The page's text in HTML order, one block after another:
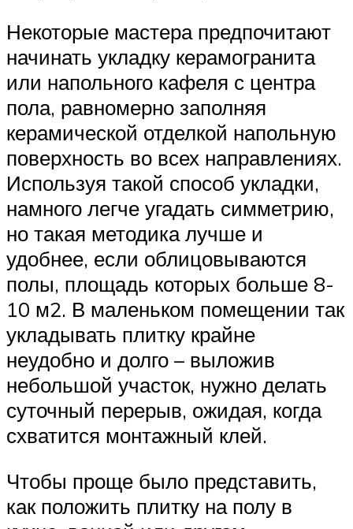
Некоторые мастера предпочитают
начинать укладку керамогранита
или напольного кафеля с центра
пола, равномерно заполняя
керамической отделкой напольную
поверхность во всех направлениях.
Используя такой способ укладки,
намного легче угадать симметрию,
но такая методика лучше и
удобнее, если облицовываются
полы, площадь которых больше 8-
10 м2. В маленьком помещении так
укладывать плитку крайне
неудобно и долго – выложив
небольшой участок, нужно делать
суточный перерыв, ожидая, когда
схватится монтажный клей.
Чтобы проще было представить,
как положить плитку на полу в